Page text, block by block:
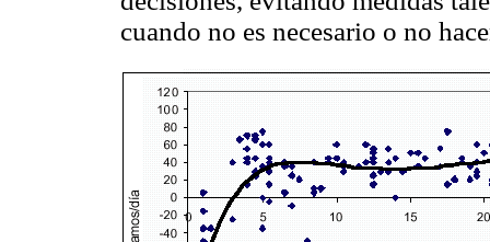
cuando no es necesario o no